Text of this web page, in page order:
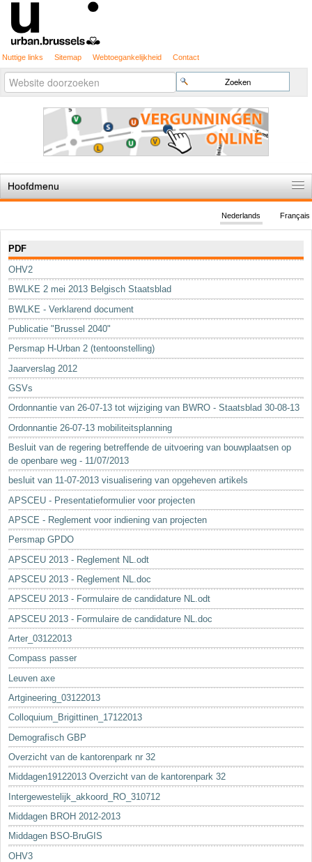
Nuttige links Sitemap Webtoegankelijkheid Contact
Zoek
Geavanceerd
zoeken...
Hoofdmenu
De spelregels
Stedenbouwkundige vergunning
Cartografie
Studies en publicaties
Sleutelwoorden
Stedenbouwkundige inlichtingen
Français
Nederlands
PDF
OHV2
BWLKE 2 mei 2013 Belgisch Staatsblad
BWLKE - Verklarend document
Publicatie "Brussel 2040"
Persmap H-Urban 2 (tentoonstelling)
Jaarverslag 2012
GSVs
Ordonnantie van 26-07-13 tot wijziging van BWRO - Staatsblad 30-08-13
Ordonnantie 26-07-13 mobiliteitsplanning
Besluit van de regering betreffende de uitvoering van bouwplaatsen op
de openbare weg - 11/07/2013
besluit van 11-07-2013 visualisering van opgeheven artikels
APSCEU - Presentatieformulier voor projecten
APSCE - Reglement voor indiening van projecten
Persmap GPDO
APSCEU 2013 - Reglement NL.odt
APSCEU 2013 - Reglement NL.doc
APSCEU 2013 - Formulaire de candidature NL.odt
APSCEU 2013 - Formulaire de candidature NL.doc
Arter_03122013
Compass passer
Leuven axe
Artgineering_03122013
Colloquium_Brigittinen_17122013
Demografisch GBP
Overzicht van de kantorenpark nr 32
Middagen19122013 Overzicht van de kantorenpark 32
Intergewestelijk_akkoord_RO_310712
Middagen BROH 2012-2013
Middagen BSO-BruGIS
OHV3